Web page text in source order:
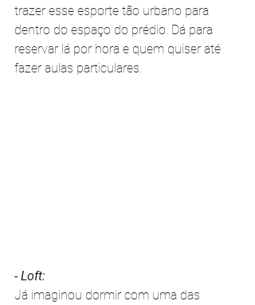
trazer esse esporte tão urbano para
dentro do espaço do prédio. Dá para
reservar lá por hora e quem quiser até
fazer aulas particulares.
- Loft:
Já imaginou dormir com uma das